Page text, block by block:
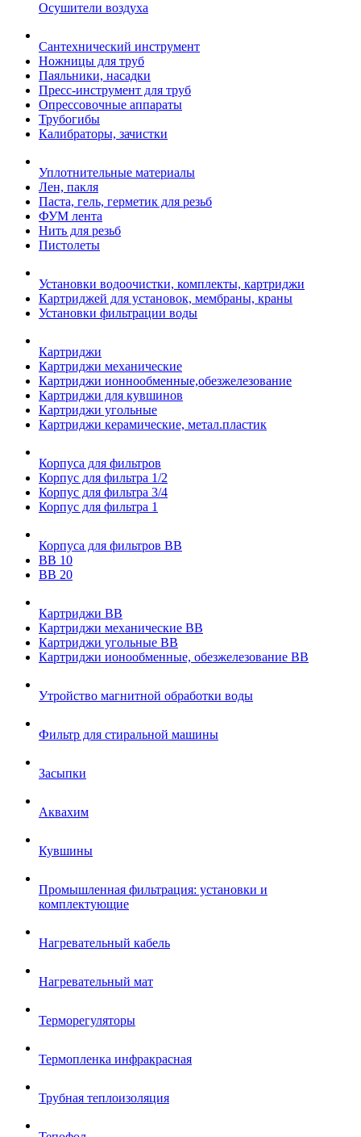
Осушители воздуха
Сантехнический инструмент
Ножницы для труб
Паяльники, насадки
Пресс-инструмент для труб
Опрессовочные аппараты
Трубогибы
Калибраторы, зачистки
Уплотнительные материалы
Лен, пакля
Паста, гель, герметик для резьб
ФУМ лента
Нить для резьб
Пистолеты
Установки водоочистки, комплекты, картриджи
Картриджей для установок, мембраны, краны
Установки фильтрации воды
Картриджи
Картриджи механические
Картриджи ионнообменные,обезжелезование
Картриджи для кувшинов
Картриджи угольные
Картриджи керамические, метал.пластик
Корпуса для фильтров
Корпус для фильтра 1/2
Корпус для фильтра 3/4
Корпус для фильтра 1
Корпуса для фильтров ВВ
ВВ 10
ВВ 20
Картриджи ВВ
Картриджи механические ВВ
Картриджи угольные ВВ
Картриджи ионообменные, обезжелезование ВВ
Утройство магнитной обработки воды
Фильтр для стиральной машины
Засыпки
Аквахим
Кувшины
Промышленная фильтрация: установки и
комплектующие
Нагревательный кабель
Нагревательный мат
Терморегуляторы
Термопленка инфракрасная
Трубная теплоизоляция